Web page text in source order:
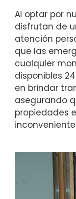
Al optar por
disfrutan de
atención
que las
cualquier
disponibles
en brindar
asegurando
propiedades